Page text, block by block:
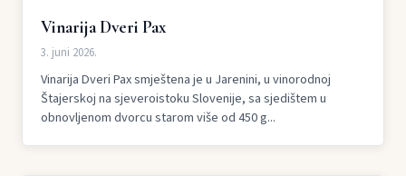
Vinarija Dveri Pax
3. juni 2026.
Vinarija Dveri Pax smještena je u Jarenini, u vinorodnoj
Štajerskoj na sjeveroistoku Slovenije, sa sjedištem u
obnovljenom dvorcu starom više od 450 g...